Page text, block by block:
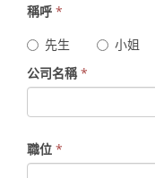
稱呼 *
先生
小姐
公司名稱*
職位 *